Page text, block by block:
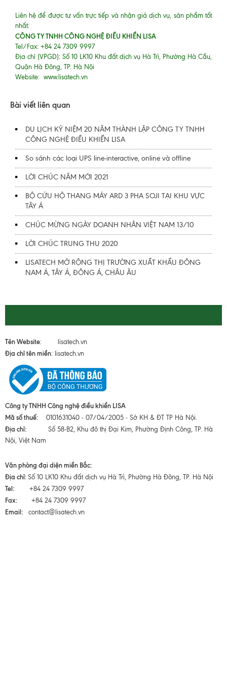
Liên hệ để được tư vấn trực tiếp và nhận giá dịch vụ, sản phẩm tốt
nhất:
CÔNG TY TNHH CÔNG NGHỆ ĐIỀU KHIỂN LISA
Tel/Fax: +84 24 7309 9997
Địa chỉ (VPGD): Số 10 LK10 Khu đất dịch vụ Hà Trì, Phường Hà Cầu,
Quận Hà Đông, TP. Hà Nội
Website: www.lisatech.vn
Bài viết liên quan
DU LỊCH KỶ NIỆM 20 NĂM THÀNH LẬP CÔNG TY TNHH
CÔNG NGHỆ ĐIỀU KHIỂN LISA
So sánh các loại UPS line-interactive, online và offline
LỜI CHÚC NĂM MỚI 2021
BỘ CỨU HỘ THANG MÁY ARD 3 PHA SOJI TẠI KHU VỰC
TÂY Á
CHÚC MỪNG NGÀY DOANH NHÂN VIỆT NAM 13/10
LỜI CHÚC TRUNG THU 2020
LISATECH MỞ RỘNG THỊ TRƯỜNG XUẤT KHẨU ĐÔNG
NAM Á, TÂY Á, ĐÔNG Á, CHÂU ÂU
Tên Website: lisatech.vn
Địa chỉ tên miền: lisatech.vn
Công ty TNHH Công nghệ điều khiển LISA
Mã số thuế: 0101631040 - 07/04/2005 - Sở KH & ĐT TP Hà Nội.
Địa chỉ:
Số 58-B2, Khu đô thị Đại Kim, Phường Định Công, TP. Hà
Nội, Việt Nam
Văn phòng đại diện miền Bắc:
Địa chỉ: Số 10 LK10 Khu đất dịch vụ Hà Trì, Phường Hà Đông, TP. Hà Nội
Tel: +84 24 7309 9997
Fax: +84 24 7309 9997
Email: contact@lisatech.vn